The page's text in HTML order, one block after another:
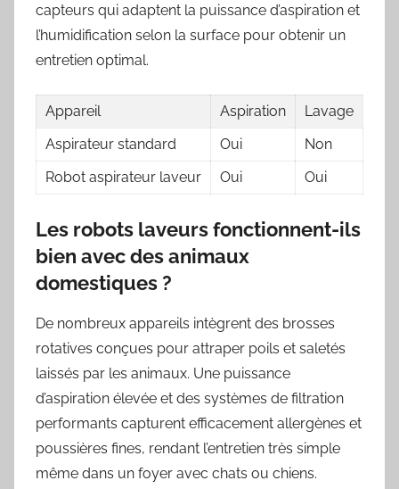
capteurs qui adaptent la puissance d’aspiration et
l’humidification selon la surface pour obtenir un
entretien optimal.
Appareil Aspiration
Lavage
Aspirateur standard
Oui
Non
Robot aspirateur laveur
Oui Oui
Les robots laveurs fonctionnent-ils
bien avec des animaux
domestiques ?
De nombreux appareils intègrent des brosses
rotatives conçues pour attraper poils et saletés
laissés par les animaux. Une puissance
d’aspiration élevée et des systèmes de filtration
performants capturent efficacement allergènes et
poussières fines, rendant l’entretien très simple
même dans un foyer avec chats ou chiens.